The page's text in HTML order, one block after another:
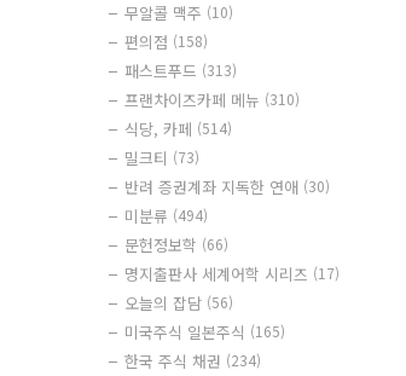
무알콜 맥주 (10)
편의점 (158)
패스트푸드 (313)
프랜차이즈카페 메뉴 (310)
식당, 카페 (514)
밀크티 (73)
반려 증권계좌 지독한 연애 (30)
미분류 (494)
문헌정보학 (66)
명지출판사 세계어학 시리즈 (17)
오늘의 잡담 (56)
미국주식 일본주식 (165)
한국 주식 채권 (234)